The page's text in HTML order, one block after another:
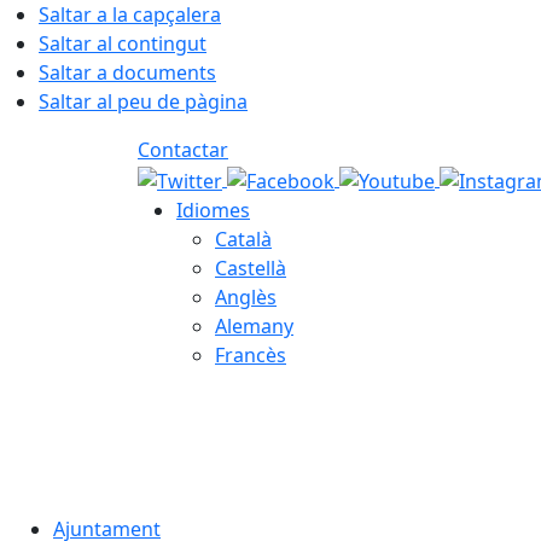
Saltar a la capçalera
Saltar al contingut
Saltar a documents
Saltar al peu de pàgina
Contactar
Idiomes
Català
Castellà
Anglès
Alemany
Francès
Ajuntament